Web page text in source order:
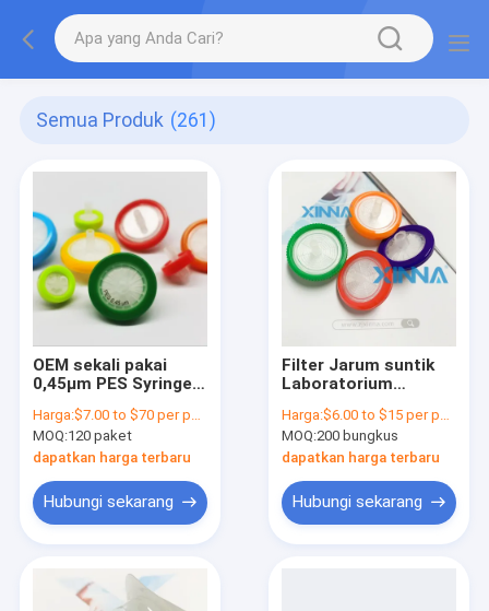
Semua Produk (261)
OEM sekali pakai
0,45μm PES Syringe
33mm Diameter
Harga:$7.00 to $70 per pack
MOQ:120 paket
dapatkan harga terbaru
Hubungi sekarang
Filter Jarum suntik
Laboratorium
Hydrophilic Bahan
habis pakai
laboratorium sekali
pakai
Harga:$6.00 to $15 per pack
MOQ:200 bungkus
dapatkan harga terbaru
Hubungi sekarang